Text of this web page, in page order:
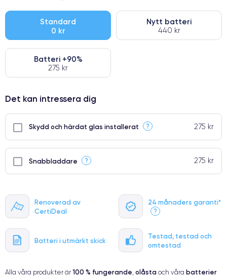
Renoverad av
CertiDeal
24 månaders garanti*
?
Batteri i utmärkt skick
Testad, testad och
omtestad
● Oklanderlig kvalitetsskärm
● Endast 5% av våra telefoner har premiumklassning
Standard
0 kr
Nytt batteri
440 kr
Batteri +90%
275 kr
Det kan intressera dig
Skydd och härdat glas installerat ? 275 kr
Snabbladdare ? 275 kr
Alla våra produkter är 100 % fungerande, olåsta och våra batterier